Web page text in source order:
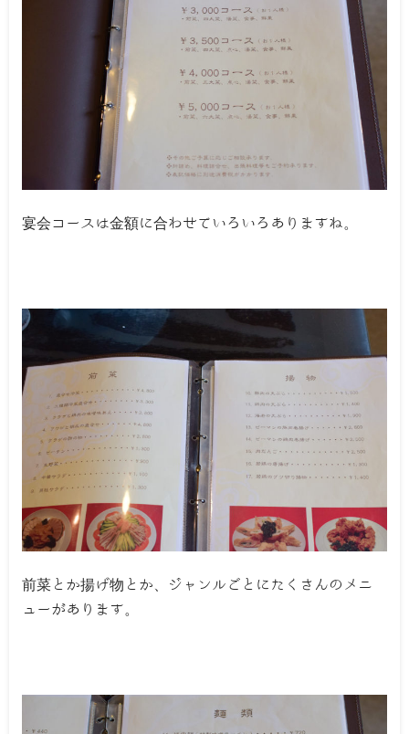
宴会コースは金額に合わせていろいろありますね。
前菜とか揚げ物とか、ジャンルごとにたくさんのメニ
ューがあります。